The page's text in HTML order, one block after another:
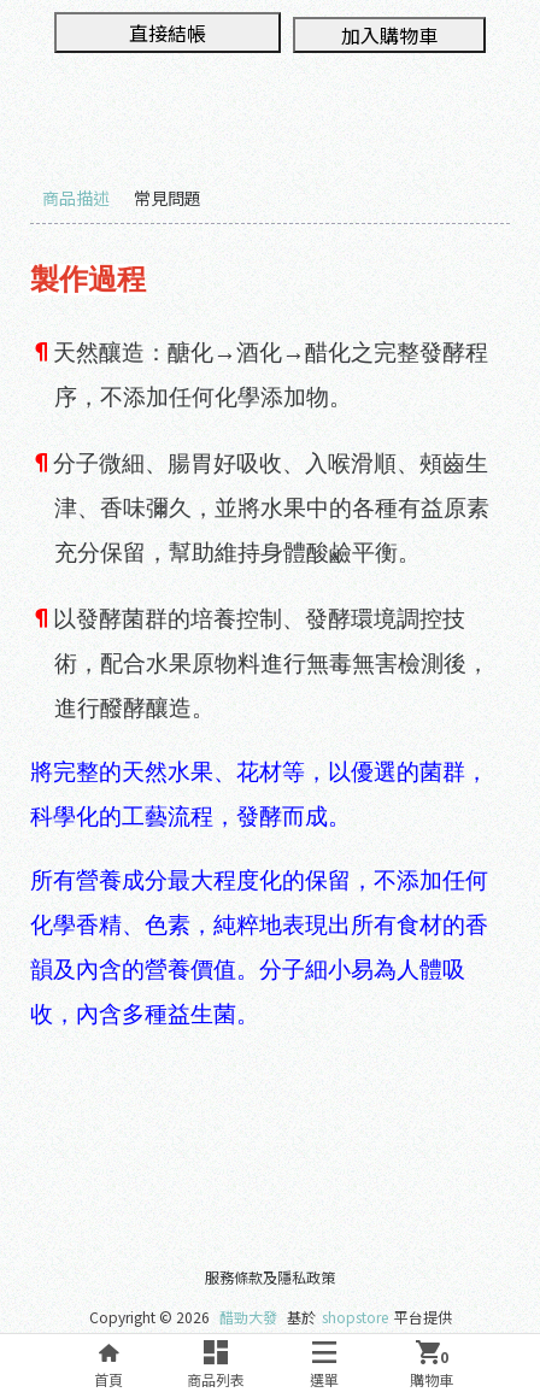
直接結帳 加入購物車
商品描述 常見問題
製作過程
¶ 天然釀造：醣化→酒化→醋化之完整發酵程
序，不添加任何化學添加物。
¶ 分子微細、腸胃好吸收、入喉滑順、頰齒生
津、香味彌久，並將水果中的各種有益原素
充分保留，幫助維持身體酸鹼平衡。
¶ 以發酵菌群的培養控制、發酵環境調控技
術，配合水果原物料進行無毒無害檢測後，
進行醱酵釀造。
將完整的天然水果、花材等，以優選的菌群，
科學化的工藝流程，發酵而成。
所有營養成分最大程度化的保留，不添加任何
化學香精、色素，純粹地表現出所有食材的香
韻及內含的營養價值。分子細小易為人體吸
收，內含多種益生菌。
服務條款及隱私政策
Copyright © 2026 醋勁大發 基於 shopstore 平台提供
首頁 商品列表 選單
0
購物車